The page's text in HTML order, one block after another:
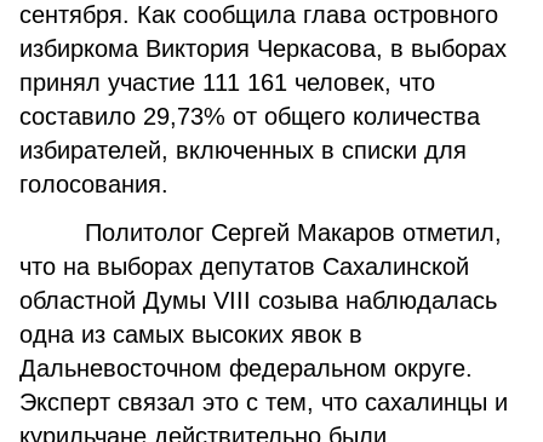
сентября. Как сообщила глава островного
избиркома Виктория Черкасова, в выборах
принял участие 111 161 человек, что
составило 29,73% от общего количества
избирателей, включенных в списки для
голосования.
Политолог Сергей Макаров отметил,
что на выборах депутатов Сахалинской
областной Думы VIII созыва наблюдалась
одна из самых высоких явок в
Дальневосточном федеральном округе.
Эксперт связал это с тем, что сахалинцы и
курильчане действительно были